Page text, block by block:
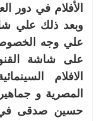
الأفلام في دور
وبعد ذلك علي
علي وجه
على شاشة
الافلام
المصرية و
حسين صدقى في